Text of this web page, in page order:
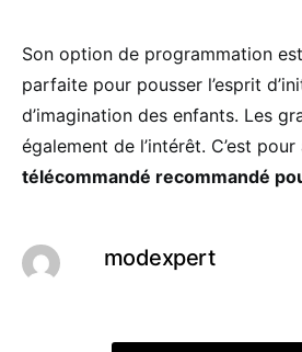
Son option de programmation
parfaite pour pousser l’esprit
d’imagination des enfants. Les
également de l’intérêt. C’est
télécommandé recommandé
modexpert